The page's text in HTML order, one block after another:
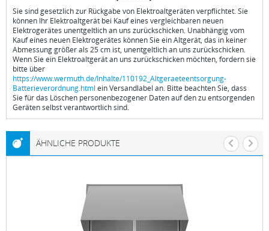
Sie sind gesetzlich zur Rückgabe von Elektroaltgeräten verpflichtet. Sie
können Ihr Elektroaltgerät bei Kauf eines vergleichbaren neuen
Elektrogerätes unentgeltlich an uns zurückschicken. Unabhängig vom
Kauf eines neuen Elektrogerätes können Sie ein Altgerät, das in keiner
Abmessung größer als 25 cm ist, unentgeltlich an uns zurückschicken.
Wenn Sie ein Elektroaltgerät an uns zurückschicken möchten, fordern sie
bitte über
https://www.wermuth.de/Inhalte/110192_Altgeraeteentsorgung-
Batterieverordnung.html ein Versandlabel an. Bitte beachten Sie, dass
Sie für das Löschen personenbezogener Daten auf den zu entsorgenden
Geräten selbst verantwortlich sind.
ÄHNLICHE PRODUKTE